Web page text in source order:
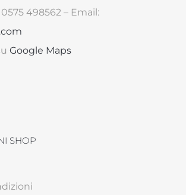
498562 – Email:
Google Maps
SHOP